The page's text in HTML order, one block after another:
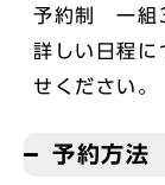
予約制 一組
詳しい日程に
せください。
予約方法